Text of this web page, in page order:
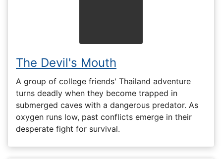
The Devil's Mouth
A group of college friends' Thailand adventure
turns deadly when they become trapped in
submerged caves with a dangerous predator. As
oxygen runs low, past conflicts emerge in their
desperate fight for survival.